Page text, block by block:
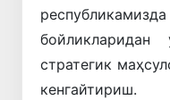
стратегик
кенгайтириш.